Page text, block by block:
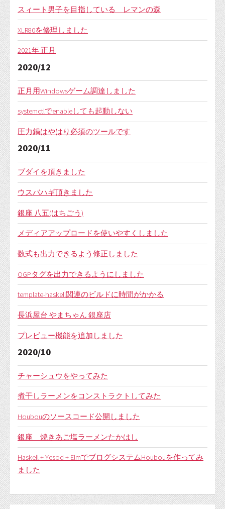
スィート男子を目指している レマンの森
XLR80を修理しました
2021年 正月
2020/12
正月用Windowsゲーム調達しました
systemctlでenableしても起動しない
圧力鍋はやはり必須のツールです
2020/11
ブダイを頂きました
ウスバハギ頂きました
銀座 八五(はちごう)
メディアアップロードを使いやすくしました
数式も出力できるよう修正しました
OGPタグを出力できるようにしました
template-haskell関連のビルドに時間がかかる
長浜屋台 やまちゃん 銀座店
プレビュー機能を追加しました
2020/10
チャーシュウをやってみた
煮干しラーメンをコンストラクトしてみた
Houbouのソースコード公開しました
銀座 焼きあご塩ラーメンたかはし
Haskell + Yesod + ElmでブログシステムHoubouを作ってみ
ました